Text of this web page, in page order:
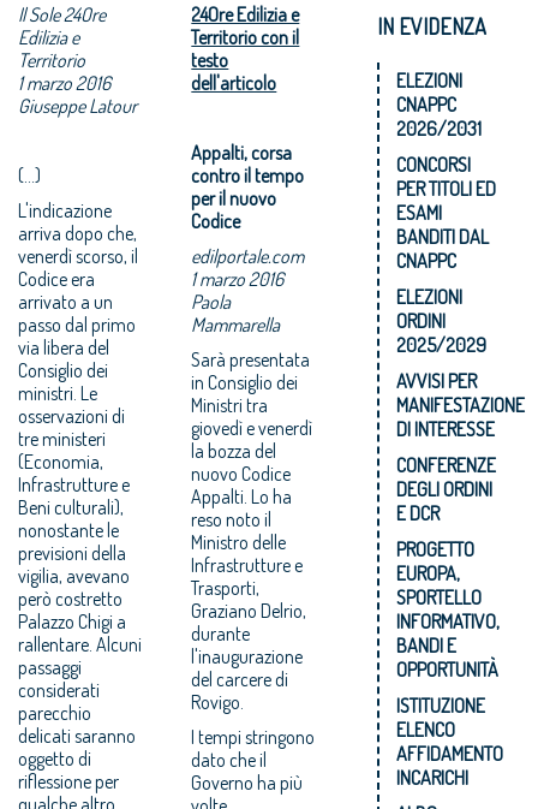
Il Sole 24Ore
Edilizia e
Territorio
1 marzo 2016
Giuseppe Latour
(...)
L'indicazione
arriva dopo che,
venerdì scorso, il
Codice era
arrivato a un
passo dal primo
via libera del
Consiglio dei
ministri. Le
osservazioni di
tre ministeri
(Economia,
Infrastrutture e
Beni culturali),
nonostante le
previsioni della
vigilia, avevano
però costretto
Palazzo Chigi a
rallentare. Alcuni
passaggi
considerati
parecchio
delicati saranno
oggetto di
riflessione per
qualche altro
24Ore Edilizia e
Territorio con il
testo
dell'articolo
Appalti, corsa
contro il tempo
per il nuovo
Codice
edilportale.com
1 marzo 2016
Paola
Mammarella
Sarà presentata
in Consiglio dei
Ministri tra
giovedì e venerdì
la bozza del
nuovo Codice
Appalti. Lo ha
reso noto il
Ministro delle
Infrastrutture e
Trasporti,
Graziano Delrio,
durante
l'inaugurazione
del carcere di
Rovigo.
I tempi stringono
dato che il
Governo ha più
IN EVIDENZA
ELEZIONI
CNAPPC
2026/2031
CONCORSI
PER TITOLI ED
ESAMI
BANDITI DAL
CNAPPC
ELEZIONI
ORDINI
2025/2029
AVVISI PER
MANIFESTAZIONE
DI INTERESSE
CONFERENZE
DEGLI ORDINI
E DCR
PROGETTO
EUROPA,
SPORTELLO
INFORMATIVO,
BANDI E
OPPORTUNITÀ
ISTITUZIONE
ELENCO
AFFIDAMENTO
INCARICHI